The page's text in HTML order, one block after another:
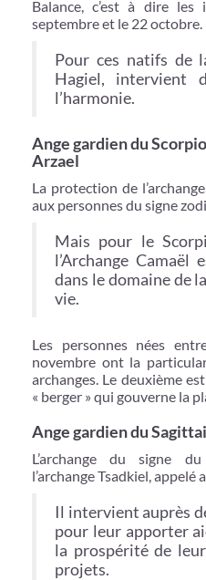
Balance, c’est à dire
septembre et le 22 octobre.
Pour ces natifs de
Hagiel, intervient
l’harmonie.
Ange gardien du
Arzael
La protection de
aux personnes du signe
Mais pour le
l’Archange Camaël
dans le domaine de
vie.
Les personnes nées
novembre ont la
archanges. Le deuxième
« berger » qui gouverne la
Ange gardien du
L’archange du signe
l’archange Tsadkiel, appelé
Il intervient auprès
pour leur apporter
la prospérité de
projets.